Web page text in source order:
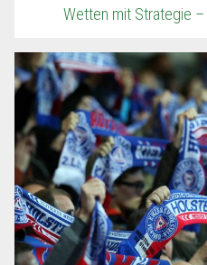
Wetten mit Strategie